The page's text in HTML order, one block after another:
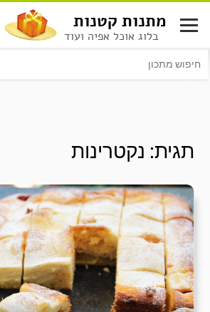
לתוכן
מתנות קטנות
בלוג אוכל אפיה ועוד
תגית: נקטרינות